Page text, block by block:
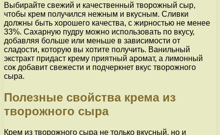
Выбирайте свежий и качественный творожный сыр,
чтобы крем получился нежным и вкусным. Сливки
должны быть хорошего качества, с жирностью не менее
33%. Сахарную пудру можно использовать по вкусу,
добавляя больше или меньше в зависимости от
сладости, которую вы хотите получить. Ванильный
экстракт придаст крему приятный аромат, а лимонный
сок добавит свежести и подчеркнет вкус творожного
сыра.
Полезные свойства крема из
творожного сыра
Крем из творожного сыра не только вкусный, но и